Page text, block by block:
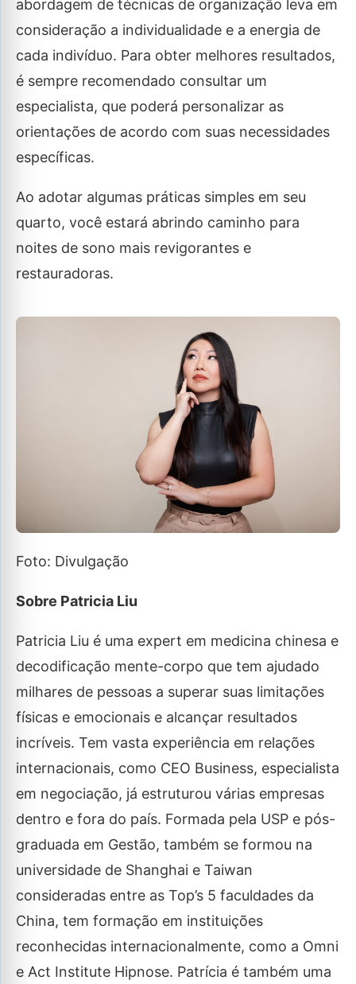
abordagem de técnicas de organização leva em
consideração a individualidade e a energia de
cada indivíduo. Para obter melhores resultados,
é sempre recomendado consultar um
especialista, que poderá personalizar as
orientações de acordo com suas necessidades
específicas.
Ao adotar algumas práticas simples em seu
quarto, você estará abrindo caminho para
noites de sono mais revigorantes e
restauradoras.
Foto: Divulgação
Sobre Patricia Liu
Patricia Liu é uma expert em medicina chinesa e
decodificação mente-corpo que tem ajudado
milhares de pessoas a superar suas limitações
físicas e emocionais e alcançar resultados
incríveis. Tem vasta experiência em relações
internacionais, como CEO Business, especialista
em negociação, já estruturou várias empresas
dentro e fora do país. Formada pela USP e pós-
graduada em Gestão, também se formou na
universidade de Shanghai e Taiwan
consideradas entre as Top’s 5 faculdades da
China, tem formação em instituições
reconhecidas internacionalmente, como a Omni
e Act Institute Hipnose. Patrícia é também uma